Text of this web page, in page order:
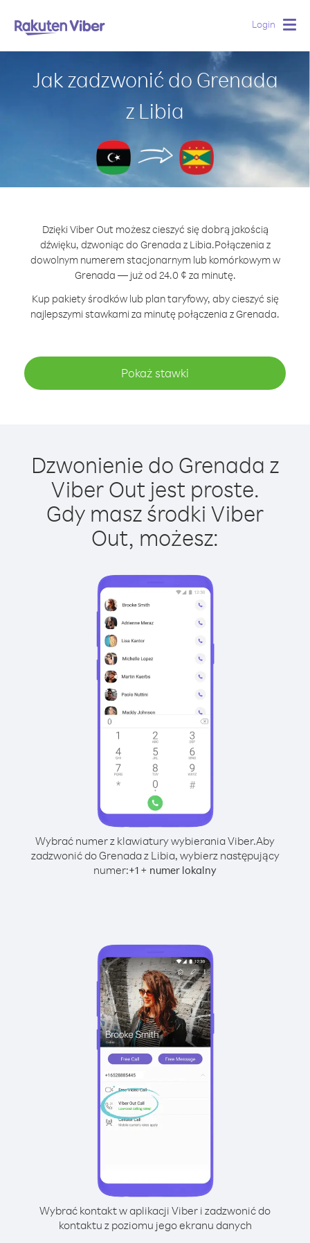
Login
Jak zadzwonić do Grenada
z Libia
Dzięki Viber Out możesz cieszyć się dobrą jakością
dźwięku, dzwoniąc do Grenada z Libia.Połączenia z
dowolnym numerem stacjonarnym lub komórkowym w
Grenada — już od 24.0 ¢ za minutę.
Kup pakiety środków lub plan taryfowy, aby cieszyć się
najlepszymi stawkami za minutę połączenia z Grenada.
Pokaż stawki
Dzwonienie do Grenada z
Viber Out jest proste.
Gdy masz środki Viber
Out, możesz:
Wybrać numer z klawiatury wybierania Viber.Aby
zadzwonić do Grenada z Libia, wybierz następujący
numer:+1 + numer lokalny
Wybrać kontakt w aplikacji Viber i zadzwonić do
kontaktu z poziomu jego ekranu danych